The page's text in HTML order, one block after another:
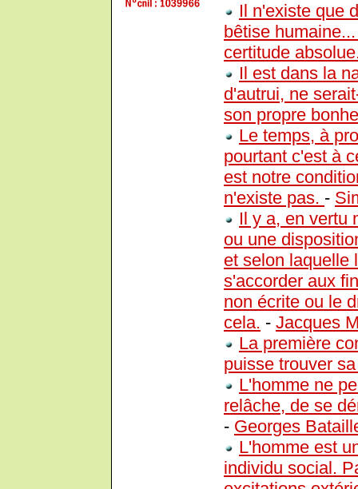
Il n'existe que
bêtise
certitude
Il est dans la
d'autrui, ne
son propre
Le temps, à
pourtant c'est à
est notre
n'existe pas. -
Il y a, en vertu
ou une
et selon laquelle
s'accorder aux
non écrite ou le
cela. - Jacques
La première
puisse trouver
L'homme ne
relâche, de se
- Georges
L'homme est
individu social.